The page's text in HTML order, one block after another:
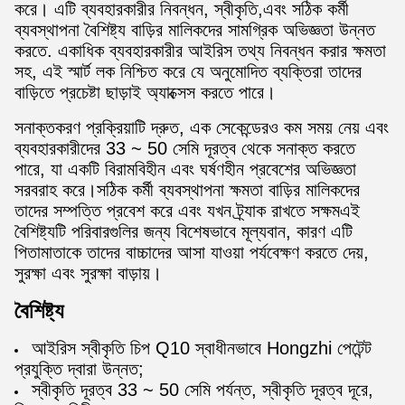
করে। এটি ব্যবহারকারীর নিবন্ধন, স্বীকৃতি,এবং সঠিক কর্মী
ব্যবস্থাপনা বৈশিষ্ট্য বাড়ির মালিকদের সামগ্রিক অভিজ্ঞতা উন্নত
করতে. একাধিক ব্যবহারকারীর আইরিস তথ্য নিবন্ধন করার ক্ষমতা
সহ, এই স্মার্ট লক নিশ্চিত করে যে অনুমোদিত ব্যক্তিরা তাদের
বাড়িতে প্রচেষ্টা ছাড়াই অ্যাক্সেস করতে পারে।
সনাক্তকরণ প্রক্রিয়াটি দ্রুত, এক সেকেন্ডেরও কম সময় নেয় এবং
ব্যবহারকারীদের 33 ~ 50 সেমি দূরত্ব থেকে সনাক্ত করতে
পারে, যা একটি বিরামবিহীন এবং ঘর্ষণহীন প্রবেশের অভিজ্ঞতা
সরবরাহ করে।সঠিক কর্মী ব্যবস্থাপনা ক্ষমতা বাড়ির মালিকদের
তাদের সম্পত্তি প্রবেশ করে এবং যখন ট্র্যাক রাখতে সক্ষমএই
বৈশিষ্ট্যটি পরিবারগুলির জন্য বিশেষভাবে মূল্যবান, কারণ এটি
পিতামাতাকে তাদের বাচ্চাদের আসা যাওয়া পর্যবেক্ষণ করতে দেয়,
সুরক্ষা এবং সুরক্ষা বাড়ায়।
বৈশিষ্ট্য
আইরিস স্বীকৃতি চিপ Q10 স্বাধীনভাবে Hongzhi পেটেন্ট
প্রযুক্তি দ্বারা উন্নত;
স্বীকৃতি দূরত্ব 33 ~ 50 সেমি পর্যন্ত, স্বীকৃতি দূরত্ব দূরে,